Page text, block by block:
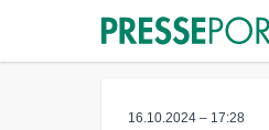
16.10.2024 – 17:28